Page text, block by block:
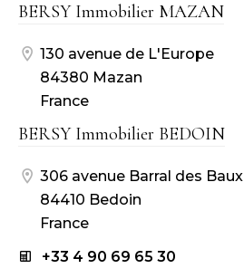
BERSY Immobilier MAZAN
130 avenue de L'Europe
84380 Mazan
France
BERSY Immobilier BEDOIN
306 avenue Barral des Baux
84410 Bedoin
France
+33 4 90 69 65 30